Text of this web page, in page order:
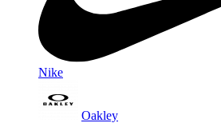
Nike
Oakley